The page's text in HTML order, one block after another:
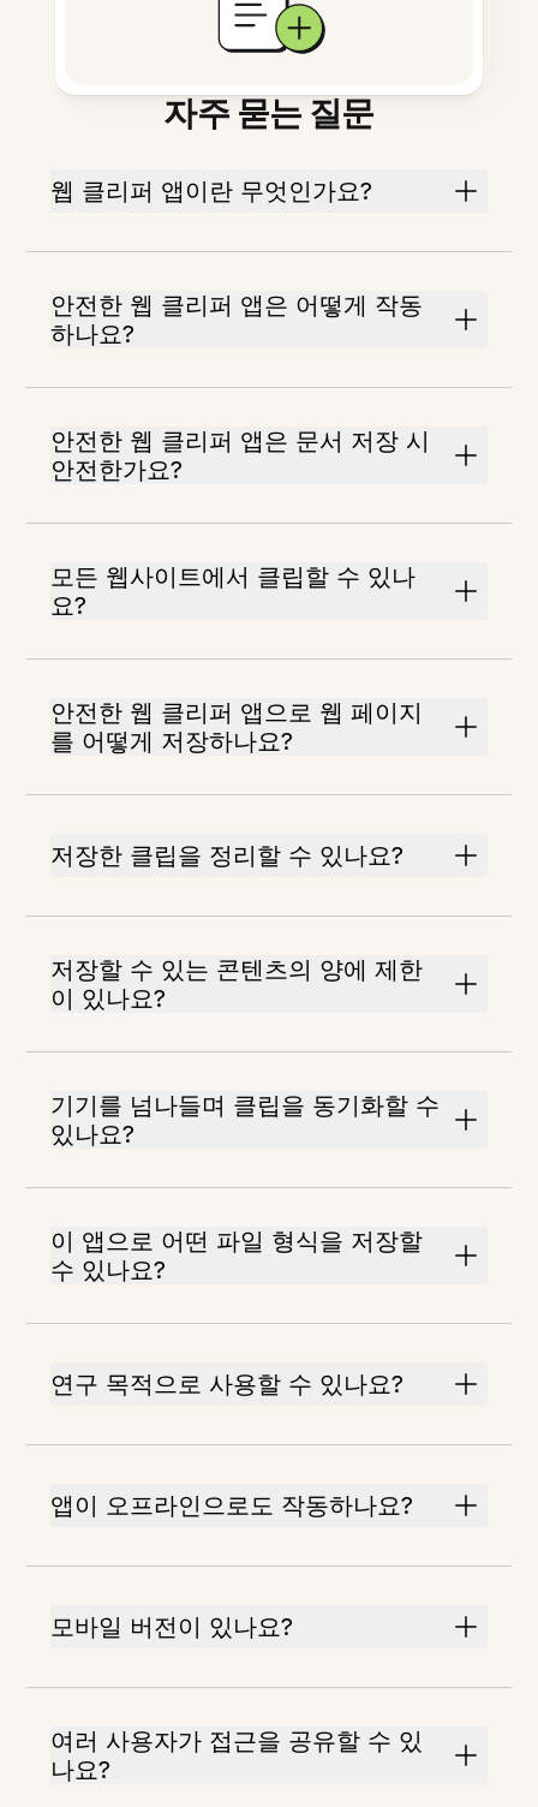
자주 묻는 질문
웹 클리퍼 앱이란 무엇인가요?
안전한 웹 클리퍼 앱은 어떻게 작동
하나요?
안전한 웹 클리퍼 앱은 문서 저장 시
안전한가요?
모든 웹사이트에서 클립할 수 있나
요?
안전한 웹 클리퍼 앱으로 웹 페이지
를 어떻게 저장하나요?
저장한 클립을 정리할 수 있나요?
저장할 수 있는 콘텐츠의 양에 제한
이 있나요?
기기를 넘나들며 클립을 동기화할 수
있나요?
이 앱으로 어떤 파일 형식을 저장할
수 있나요?
연구 목적으로 사용할 수 있나요?
앱이 오프라인으로도 작동하나요?
모바일 버전이 있나요?
여러 사용자가 접근을 공유할 수 있
나요?